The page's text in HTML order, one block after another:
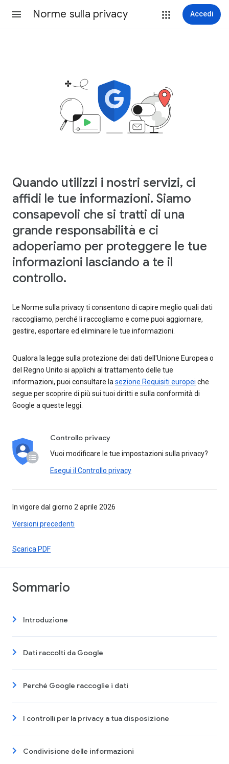
Norme sulla privacy Accedi
Quando utilizzi i nostri servizi, ci
affidi le tue informazioni. Siamo
consapevoli che si tratti di una
grande responsabilità e ci
adoperiamo per proteggere le tue
informazioni lasciando a te il
controllo.
Le Norme sulla privacy ti consentono di capire meglio quali dati
raccogliamo, perché li raccogliamo e come puoi aggiornare,
gestire, esportare ed eliminare le tue informazioni.
Qualora la legge sulla protezione dei dati dell'Unione Europea o
del Regno Unito si applichi al trattamento delle tue
informazioni, puoi consultare la sezione Requisiti europei che
segue per scoprire di più sui tuoi diritti e sulla conformità di
Google a queste leggi.
Controllo privacy
Vuoi modificare le tue impostazioni sulla privacy?
Esegui il Controllo privacy
In vigore dal giorno 2 aprile 2026
Versioni precedenti
Scarica PDF
Sommario
Introduzione
Dati raccolti da Google
Perché Google raccoglie i dati
I controlli per la privacy a tua disposizione
Condivisione delle informazioni